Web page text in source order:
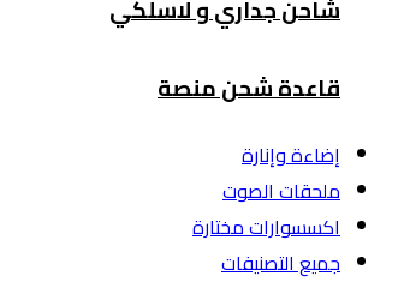
شاحن جداري و لاسلكي
قاعدة شحن منصة
إضاءة وإنارة
ملحقات الصوت
اكسسوارات مختارة
جميع التصنيفات